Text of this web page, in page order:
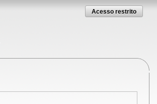
Acesso restrito